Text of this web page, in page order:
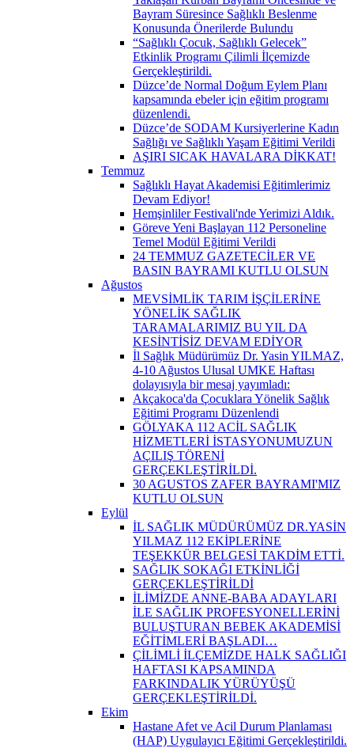
Bayram Süresince Sağlıklı Beslenme
Konusunda Önerilerde Bulundu
“Sağlıklı Çocuk, Sağlıklı Gelecek”
Etkinlik Programı Çilimli İlçemizde
Gerçekleştirildi.
Düzce’de Normal Doğum Eylem Planı
kapsamında ebeler için eğitim programı
düzenlendi.
Düzce’de SODAM Kursiyerlerine Kadın
Sağlığı ve Sağlıklı Yaşam Eğitimi Verildi
AŞIRI SICAK HAVALARA DİKKAT!
Temmuz
Sağlıklı Hayat Akademisi Eğitimlerimiz
Devam Ediyor!
Hemşinliler Festivali'nde Yerimizi Aldık.
Göreve Yeni Başlayan 112 Personeline
Temel Modül Eğitimi Verildi
24 TEMMUZ GAZETECİLER VE
BASIN BAYRAMI KUTLU OLSUN
Ağustos
MEVSİMLİK TARIM İŞÇİLERİNE
YÖNELİK SAĞLIK
TARAMALARIMIZ BU YIL DA
KESİNTİSİZ DEVAM EDİYOR
İl Sağlık Müdürümüz Dr. Yasin YILMAZ,
4-10 Ağustos Ulusal UMKE Haftası
dolayısıyla bir mesaj yayımladı:
Akçakoca'da Çocuklara Yönelik Sağlık
Eğitimi Programı Düzenlendi
GÖLYAKA 112 ACİL SAĞLIK
HİZMETLERİ İSTASYONUMUZUN
AÇILIŞ TÖRENİ
GERÇEKLEŞTİRİLDİ.
30 AGUSTOS ZAFER BAYRAMI'MIZ
KUTLU OLSUN
Eylül
İL SAĞLIK MÜDÜRÜMÜZ DR.YASİN
YILMAZ 112 EKİPLERİNE
TEŞEKKÜR BELGESİ TAKDİM ETTİ.
SAĞLIK SOKAĞI ETKİNLİĞİ
GERÇEKLEŞTİRİLDİ
İLİMİZDE ANNE-BABA ADAYLARI
İLE SAĞLIK PROFESYONELLERİNİ
BULUŞTURAN BEBEK AKADEMİSİ
EĞİTİMLERİ BAŞLADI…
ÇİLİMLİ İLÇEMİZDE HALK SAĞLIĞI
HAFTASI KAPSAMINDA
FARKINDALIK YÜRÜYÜŞÜ
GERÇEKLEŞTİRİLDİ.
Ekim
Hastane Afet ve Acil Durum Planlaması
(HAP) Uygulayıcı Eğitimi Gerçekleştirildi.